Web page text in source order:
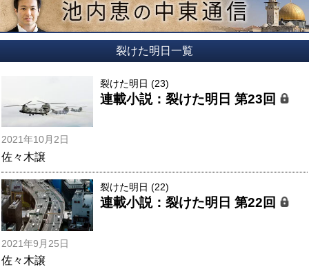
裂けた明日一覧
裂けた明日 (23)
連載小説：裂けた明日 第23回
2021年10月2日
佐々木譲
裂けた明日 (22)
連載小説：裂けた明日 第22回
2021年9月25日
佐々木譲